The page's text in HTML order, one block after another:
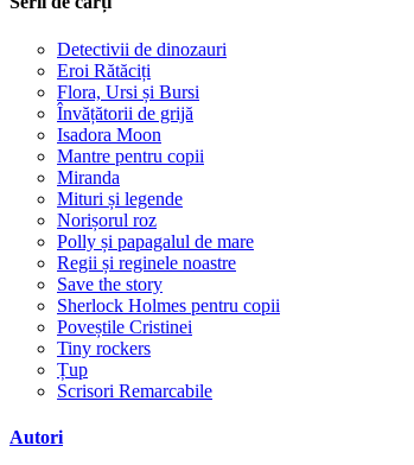
Detectivii de dinozauri
Eroi Rătăciți
Flora, Ursi și Bursi
Învățătorii de grijă
Isadora Moon
Mantre pentru copii
Miranda
Mituri și legende
Norișorul roz
Polly și papagalul de mare
Regii și reginele noastre
Save the story
Sherlock Holmes pentru copii
Poveștile Cristinei
Tiny rockers
Țup
Scrisori Remarcabile
Autori